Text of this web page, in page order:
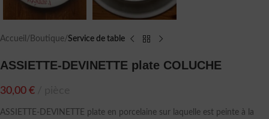
Accueil Boutique Service de table
ASSIETTE-DEVINETTE plate COLUCHE
30,00 €
ASSIETTE-DEVINETTE plate en porcelaine sur laquelle est peinte à la